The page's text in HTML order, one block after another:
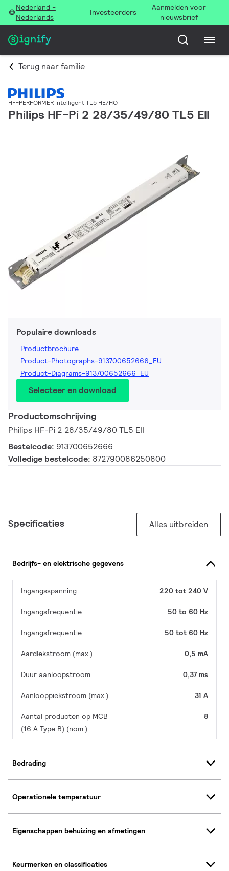
Nederland -
Nederlands
Investeerders
Aanmelden voor
nieuwsbrief
Terug naar familie
HF-PERFORMER Intelligent TL5 HE/HO
Philips HF-Pi 2 28/35/49/80 TL5 EII
Populaire downloads
Productbrochure
Product-Photographs-913700652666_EU
Product-Diagrams-913700652666_EU
Selecteer en download
Productomschrijving
Philips HF-Pi 2 28/35/49/80 TL5 EII
Bestelcode: 913700652666
Volledige bestelcode: 872790086250800
Specificaties Alles uitbreiden
Bedrijfs- en elektrische gegevens
Ingangsspanning 220 tot 240 V
Ingangsfrequentie 50 to 60 Hz
Ingangsfrequentie 50 tot 60 Hz
Aardlekstroom (max.) 0,5 mA
Duur aanloopstroom 0,37 ms
Aanlooppiekstroom (max.) 31 A
Aantal producten op MCB
(16 A Type B) (nom.)
8
Bedrading
Operationele temperatuur
Eigenschappen behuizing en afmetingen
Keurmerken en classificaties